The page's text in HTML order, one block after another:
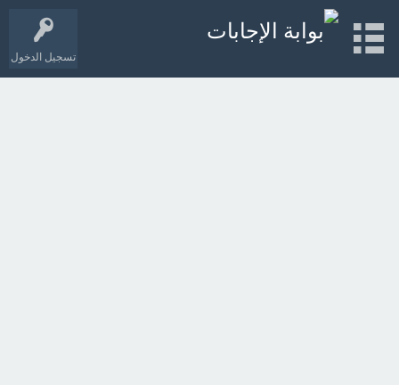
تسجيل الدخول